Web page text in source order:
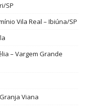
SP
Vila Real – Ibiúna/SP
– Vargem Grande
Viana